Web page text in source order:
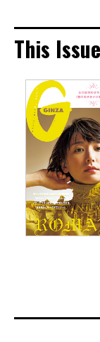
This Issue